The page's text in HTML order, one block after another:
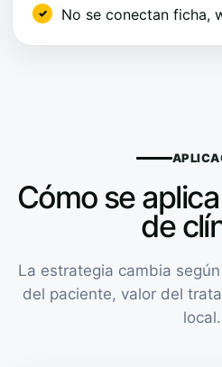
No se conectan ficha,
Cómo se
de
La estrategia cambia
del paciente, valor del
local.